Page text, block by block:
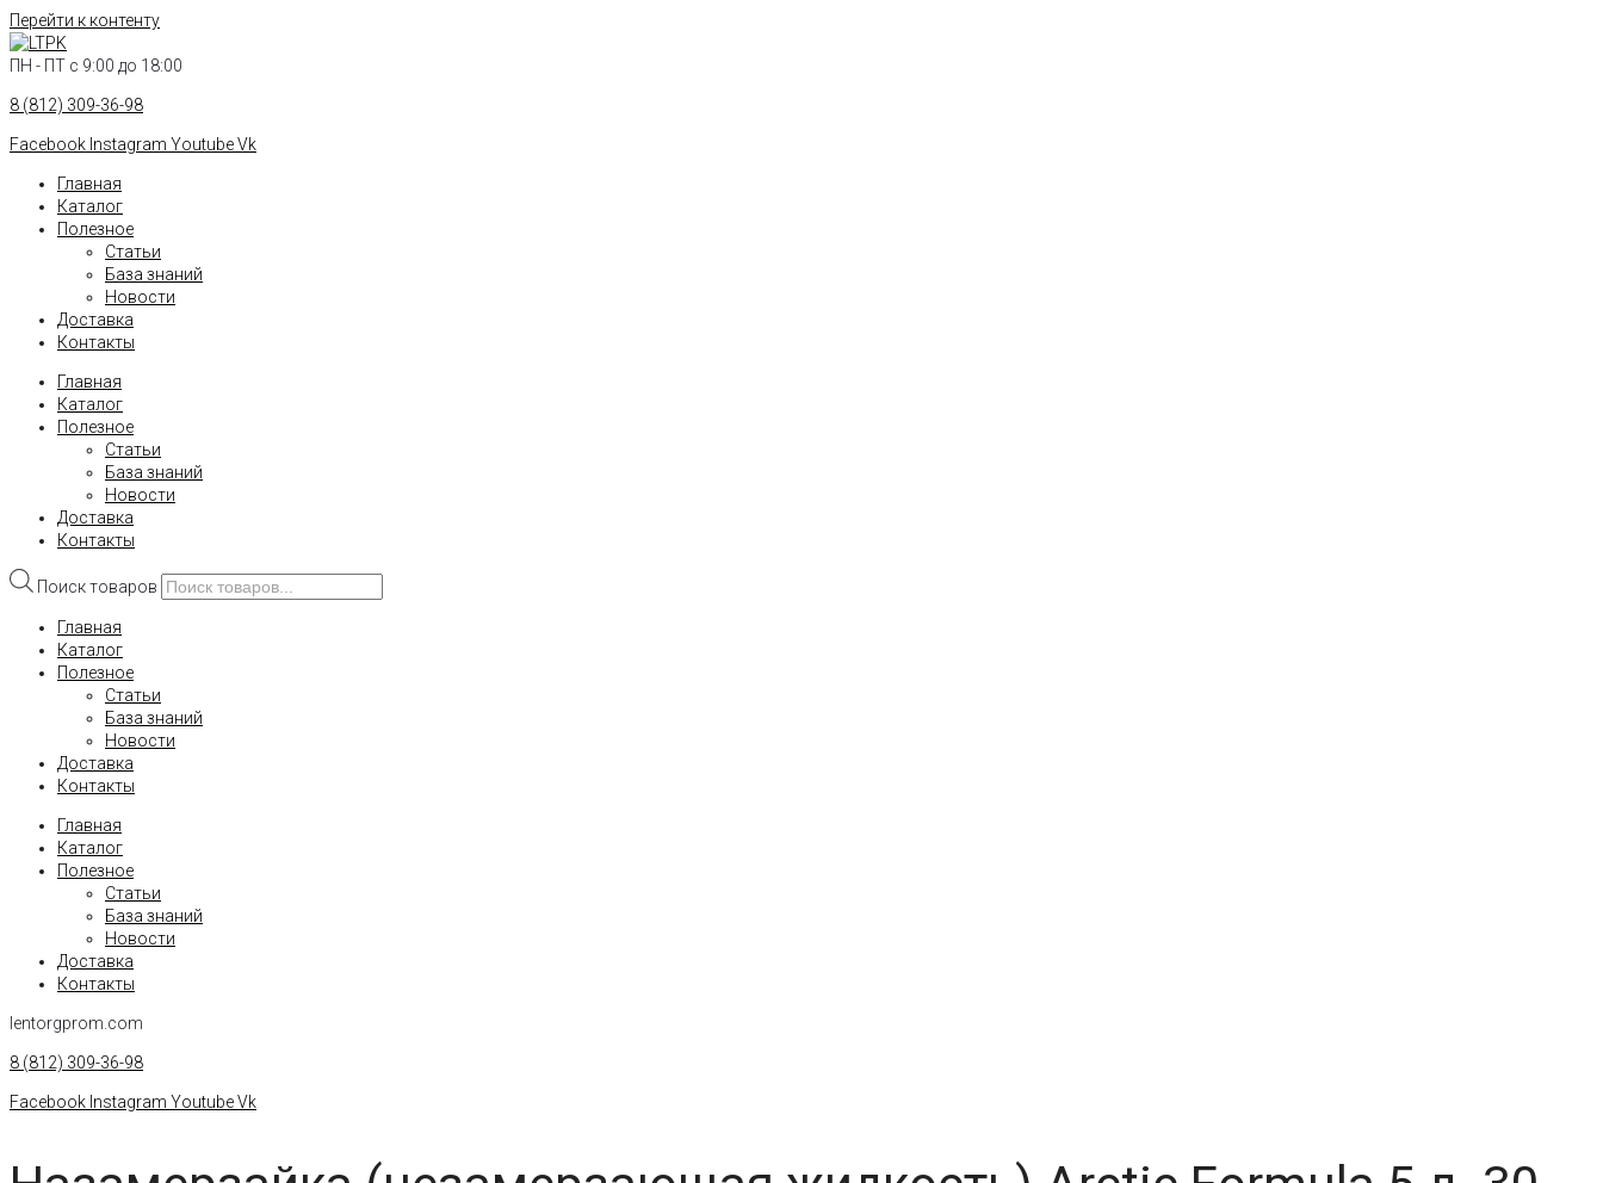
Перейти к контенту
ПН - ПТ с 9:00 до 18:00
8 (812) 309-36-98
Facebook Instagram YoutubeVk
Главная
Каталог
Полезное
Статьи
База знаний
Новости
Доставка
Контакты
Главная
Каталог
Полезное
Статьи
База знаний
Новости
Доставка
Контакты
Поиск товаров
Главная
Каталог
Полезное
Статьи
База знаний
Новости
Доставка
Контакты
Главная
Каталог
Полезное
Статьи
База знаний
Новости
Доставка
Контакты
lentorgprom.com
8 (812) 309-36-98
Facebook Instagram YoutubeVk